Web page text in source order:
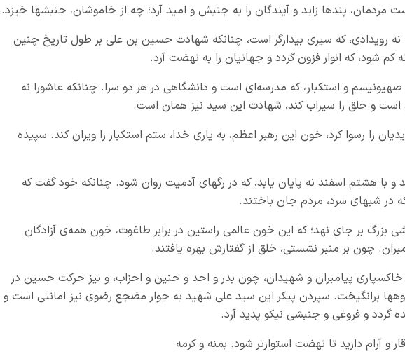
مردمان، پندها زاید و آیندگان را به جنبش و امید آرد؛ چه از خاموشان، جنبشها خیزد.
نه رویدادی، که سیری بیدارگر است، چنانکه شهادت حسین بن علی بر طول تاریخ چنین
شود، که انوار فزون گردد و جهانیان را به نهضت آرد.
صهیونیسم و استکبار، که مدرسه‌ای است و دانشگاهی در هر دو سرا. چنانکه عاشورا نه
است و خلق را سیراب کند، شهادت این سید نیز همان است.
را رسوا کرد، خون این رهبر اعظم، به یاری خدا، ستم استکبار را ویران کند. سپیده
با هشتم اسفند نه پایان یابد، که در رگهای آدمیت روان شود. چنانکه خود گفت که
در شبهای سرد، مردم جان باختند.
بزرگ بر جای نهد؛ که این خون عالمی راستین در برابر طاغوت، خون همه‌ی آزادگان
چون بر منبر نشستی، خلق از گفتارش بهره یافتند.
پیامبران و شهیدان، چون بدر و احد و حنین و احزاب، و نیز حرکت حسین در
گروهها برانگیخت. سپردن پیکر این سید علی شهید به جوار مضجع رضوی نیز امانتی است و
گردد و فروغی و جنبشی نیکو پدید آرد.
و آرام دارید تا نهضت استوارتر شود. بمنه و کرمه